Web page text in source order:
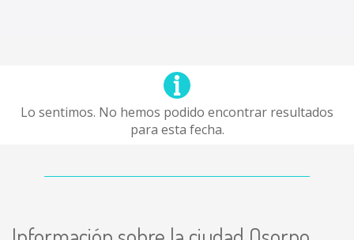
Lo sentimos. No hemos podido encontrar resultados
para esta fecha.